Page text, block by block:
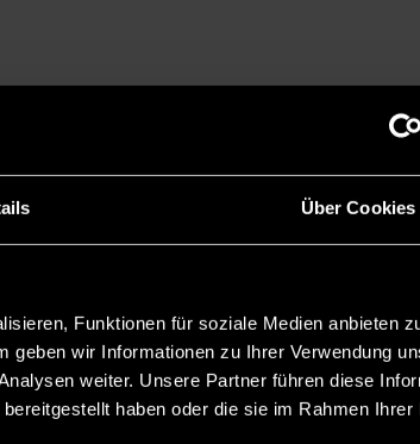
Über Cookies
Funktionen für soziale Medien anbieten
geben wir Informationen zu Ihrer Verwendung
weiter. Unsere Partner führen diese
haben oder die sie im Rahmen Ihrer
Rechte ab“
erklärt im Interview, warum die Europawahl